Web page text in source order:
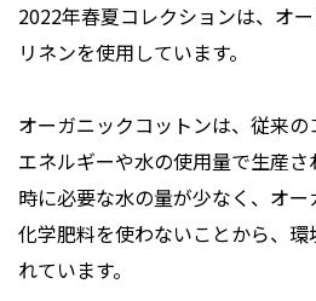
2022年春夏コレクションは、オ
リネンを使用しています。
オーガニックコットンは、従来
エネルギーや水の使用量で生産
時に必要な水の量が少なく、オ
化学肥料を使わないことから、
れています。